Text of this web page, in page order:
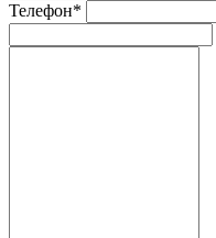
Телефон*